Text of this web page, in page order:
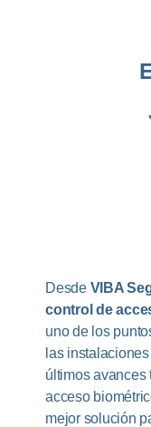
DesdeVIBA
control de
uno de los
las
últimos avances
acceso
mejor solución